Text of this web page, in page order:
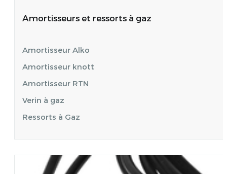
Amortisseurs et ressorts à gaz
Amortisseur Alko
Amortisseur knott
Amortisseur RTN
Verin à gaz
Ressorts à Gaz